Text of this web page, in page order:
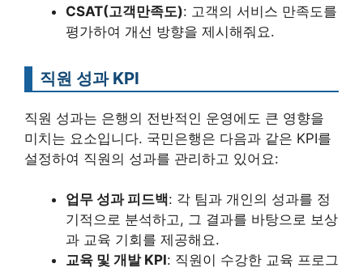
CSAT(고객만족도): 고객의 서비스 만족도를
평가하여 개선 방향을 제시해줘요.
직원 성과 KPI
직원 성과는 은행의 전반적인 운영에도 큰 영향을
미치는 요소입니다. 국민은행은 다음과 같은 KPI를
설정하여 직원의 성과를 관리하고 있어요:
업무 성과 피드백: 각 팀과 개인의 성과를 정
기적으로 분석하고, 그 결과를 바탕으로 보상
과 교육 기회를 제공해요.
교육 및 개발 KPI: 직원이 수강한 교육 프로그